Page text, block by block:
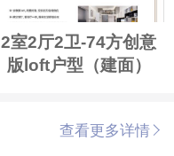
2室2厅2卫-74方创意
版loft户型（建面）
查看更多详情